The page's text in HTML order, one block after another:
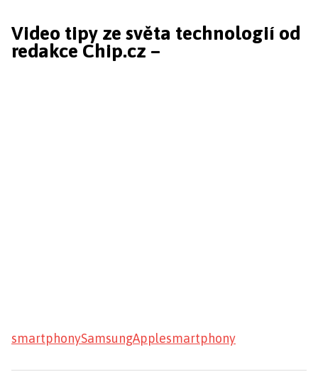
Video tipy ze světa technologií od
redakce Chip.cz –
smartphonySamsungApplesmartphony